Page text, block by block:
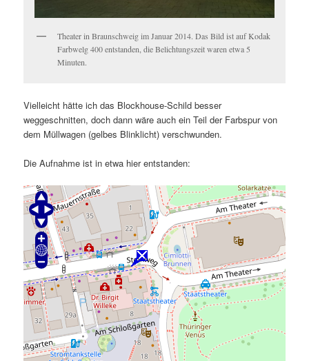
Theater in Braunschweig im Januar 2014. Das Bild ist auf Kodak
Farbwelg 400 entstanden, die Belichtungszeit waren etwa 5
Minuten.
Vielleicht hätte ich das Blockhouse-Schild besser
weggeschnitten, doch dann wäre auch ein Teil der Farbspur von
dem Müllwagen (gelbes Blinklicht) verschwunden.
Die Aufnahme ist in etwa hier entstanden: